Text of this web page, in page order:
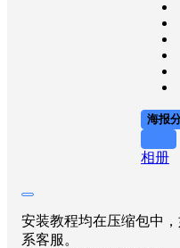
海报
相册
安装教程均在压缩包中
系客服。